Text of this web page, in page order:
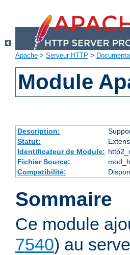
Apache > Serveur HTTP >
Module
Description:
Statut:
Identificateur de Module:
Fichier Source:
Compatibilité:
Sommaire
Ce module
7540) au